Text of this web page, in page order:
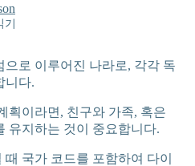
로 이루어진 나라로, 각각 독
니다.
획이라면, 친구와 가족, 혹은
유지하는 것이 중요합니다.
국가 코드를 포함하여 다이